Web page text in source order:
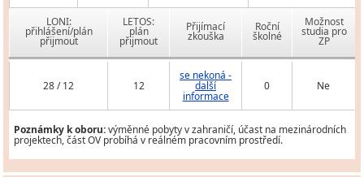
LONI:
přihlášení/plán
přijmout
LETOS:
plán
přijmout
Přijímací
zkouška
Roční
školné
Možnost
studia pro
ZP
28 / 12 12
se nekoná -
další
informace
0 Ne
Poznámky k oboru:výměnné pobyty v zahraničí, účast na mezinárodních
projektech, část OV probíhá v reálném pracovním prostředí.